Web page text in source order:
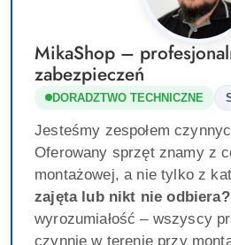
MikaShop –
zabezpieczeń
DORADZTWO TECHNICZNE
Jesteśmy zespołem
Oferowany sprzęt znamy z
montażowej, a nie tylko z
zajęta lub nikt nie odbiera?
wyrozumiałość – wszyscy
czynnie w terenie przy